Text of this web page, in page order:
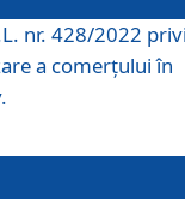
nr. 428/2022
a comerțului în